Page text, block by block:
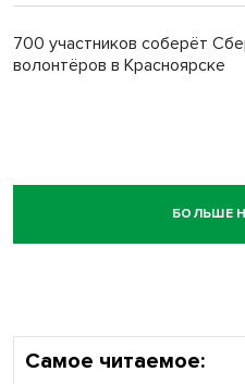
700 участников соберёт
волонтёров в Красноярске
БОЛЬШЕ
Самое читаемое: